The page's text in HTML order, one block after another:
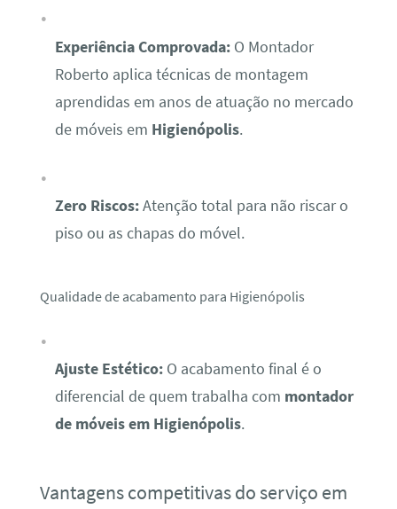
Experiência Comprovada:O Montador
Roberto aplica técnicas de montagem
aprendidas em anos de atuação no mercado
de móveis em Higienópolis.
Zero Riscos:Atenção total para não riscar o
piso ou as chapas do móvel.
Qualidade de acabamento para Higienópolis
Ajuste Estético:O acabamento final é o
diferencial de quem trabalha com montador
de móveis em Higienópolis.
Vantagens competitivas do serviço em